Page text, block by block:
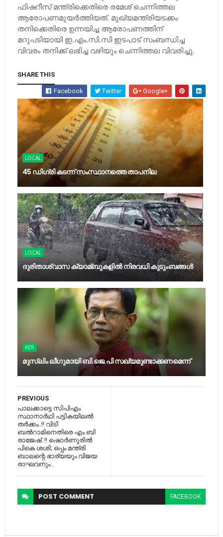
ഫിഷറീസ് മന്ത്രിക്കെതിരെ രമേശ് ചെന്നിത്തല
ആരോപണമുയര്‍ത്തിയത്. മുഖ്യമന്ത്രിയടക്കം
തനിക്കെതിരെ ഉന്നയിച്ച ആരോപണത്തിന്
മറുപടിയായി ഇ.എം.സി.സി ഇടപാട് സംബന്ധിച്ച
വിവരം തനിക്ക് ലഭിച്ച വഴിയും ചെന്നിത്തല വിവരിച്ചു.
SHARE THIS
Facebook Twitter Google+
LOCAL
45 ഡിഗ്രി കടന്ന് സംസ്ഥാനത്തെ താപനില
LOCAL
ദുരിതാശ്വാസ ക്യാമ്ബുകളിൽ നിരവധി കുടുംബങ്ങൾ
KER
മുസ്‍ലിം ലീഗുമായി ബി.ജെ.പി സഖ്യമുണ്ടാക്കണമെന്ന്
PREVIOUS
പാലക്കാട്ടെ സിപിഎം
സ്ഥാനാർഥി പട്ടികയിലൽ
തർക്കം..!! വിടി
ബല്‍റാമിനെതിരെ എം ബി
രാജേഷ്..!! ഷൊര്‍ണൂരില്‍
പികെ ശശി; ഒപ്പം മന്ത്രി
ബാലന്റെ ഭാര്യയും വിജയ
രാഘവനും..
POST COMMENT FACEBOOK